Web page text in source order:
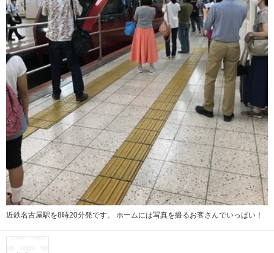
近鉄名古屋駅を8時20分発です。 ホームには写真を撮るお客さんでいっぱい！